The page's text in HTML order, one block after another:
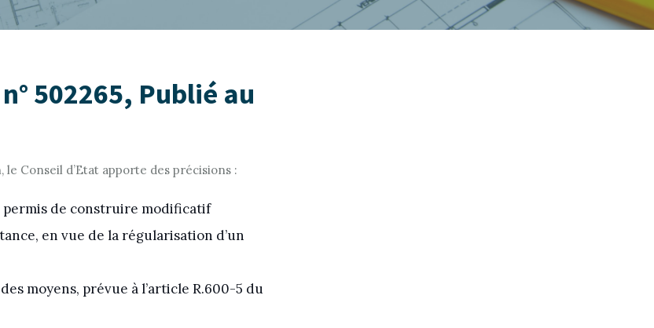
502265, Publié au
Conseil d’Etat apporte des précisions :
permis de construire modificatif
en vue de la régularisation d’un
moyens, prévue à l’article R.600-5 du